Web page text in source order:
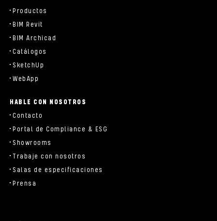
Productos
BIM Revit
BIM Archicad
Catálogos
SketchUp
WebApp
HABLE CON NOSOTROS
Contacto
Portal de Compliance & ESG
Showrooms
Trabaje con nosotros
Salas de especificaciones
Prensa